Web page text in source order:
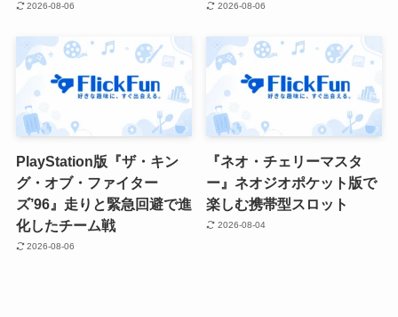
2026-08-06 2026-08-06
PlayStation版『ザ・キン
グ・オブ・ファイター
ズ’96』走りと緊急回避で進
化したチーム戦
2026-08-06
『ネオ・チェリーマスタ
ー』ネオジオポケット版で
楽しむ携帯型スロット
2026-08-04